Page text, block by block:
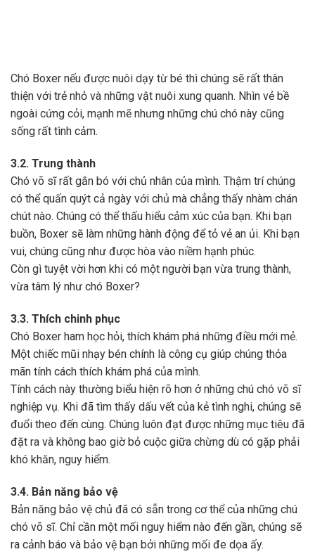
Chó Boxer nếu được nuôi dạy từ bé thì chúng sẽ rất thân
thiện với trẻ nhỏ và những vật nuôi xung quanh. Nhìn vẻ bề
ngoài cứng cỏi, mạnh mẽ nhưng những chú chó này cũng
sống rất tình cảm.
3.2. Trung thành
Chó võ sĩ rất gắn bó với chủ nhân của mình. Thậm trí chúng
có thể quấn quýt cả ngày với chủ mà chẳng thấy nhàm chán
chút nào. Chúng có thể thấu hiểu cảm xúc của bạn. Khi bạn
buồn, Boxer sẽ làm những hành động để tỏ vẻ an ủi. Khi bạn
vui, chúng cũng như được hòa vào niềm hạnh phúc.
Còn gì tuyệt vời hơn khi có một người bạn vừa trung thành,
vừa tâm lý như chó Boxer?
3.3. Thích chinh phục
Chó Boxer ham học hỏi, thích khám phá những điều mới mẻ.
Một chiếc mũi nhạy bén chính là công cụ giúp chúng thỏa
mãn tính cách thích khám phá của mình.
Tính cách này thường biểu hiện rõ hơn ở những chú chó võ sĩ
nghiệp vụ. Khi đã tìm thấy dấu vết của kẻ tình nghi, chúng sẽ
đuổi theo đến cùng. Chúng luôn đạt được những mục tiêu đã
đặt ra và không bao giờ bỏ cuộc giữa chừng dù có gặp phải
khó khăn, nguy hiểm.
3.4. Bản năng bảo vệ
Bản năng bảo vệ chủ đã có sẵn trong cơ thể của những chú
chó võ sĩ. Chỉ cần một mối nguy hiểm nào đến gần, chúng sẽ
ra cảnh báo và bảo vệ bạn bởi những mối đe dọa ấy.